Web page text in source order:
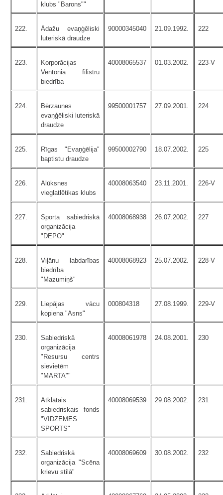
klubs "Barons""
222.
Ādažu evaņģēliski
luteriskā draudze
90000345040 21.09.1992. 222
223.
Korporācijas
Ventonia filistru
biedrība
40008065537 01.03.2002. 223-V
224.
Bērzaunes
evaņģēliski luteriskā
draudze
99500001757 27.09.2001. 224
225.
Rīgas "Evaņģēlija"
baptistu draudze
99500002790 18.07.2002. 225
226.
Alūksnes
vieglatlētikas klubs
40008063540 23.11.2001. 226-V
227.
Sporta sabiedriskā
organizācija
"DEPO"
40008068938 26.07.2002. 227
228.
Viļānu labdarības
biedrība
"Mazumiņš"
40008068923 25.07.2002. 228-V
229.
Liepājas vācu
kopiena "Asns"
000804318 27.08.1999. 229-V
230.
Sabiedriskā
organizācija
"Resursu centrs
sievietēm
"MARTA""
40008061978 24.08.2001. 230
231.
Atklātais
sabiedriskais fonds
"VIDZEMES
SPORTS"
40008069539 29.08.2002. 231
232.
Sabiedriskā
organizācija "Scēna
krievu stilā"
40008069609 30.08.2002. 232